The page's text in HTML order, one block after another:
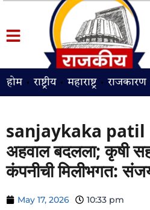
होम राष्ट्रीय महाराष्ट्र राजकारण
sanjaykaka patil
अहवाल बदलला; कृषी
कंपनीची मिलीभगत:
May 17, 2026 10:33 pm